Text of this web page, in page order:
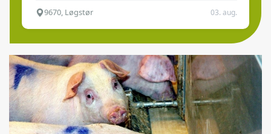
9670, Løgstør 03. aug.